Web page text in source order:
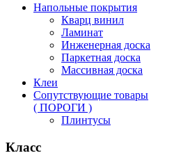
Напольные покрытия
Кварц винил
Ламинат
Инженерная доска
Паркетная доска
Массивная доска
Клеи
Сопутствующие товары
( ПОРОГИ )
Плинтусы
Класс